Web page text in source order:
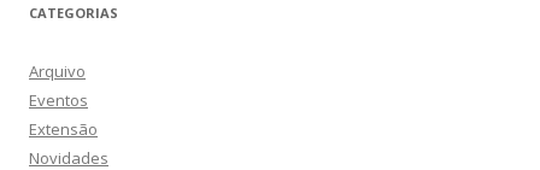
posts
CATEGORIAS
Arquivo
Eventos
Extensão
Novidades